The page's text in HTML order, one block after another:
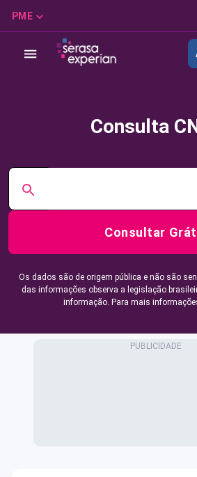
PME
Consulta
Consultar
Os dados são de origem pública e não são
das informações observa a legislação
informação. Para mais